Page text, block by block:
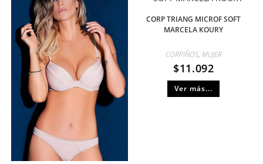
CORP TRIANG MICROF SOFT
MARCELA KOURY
CORPIÑOS, MUJER
$11.092
Ver más...